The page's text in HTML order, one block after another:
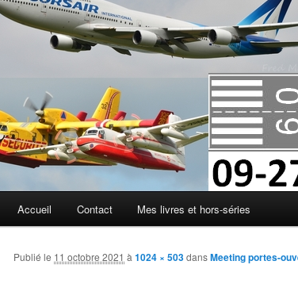
Accueil Contact Mes livres et hors-séries
Publié le 11 octobre 2021 à1024 × 503dansMeeting portes-